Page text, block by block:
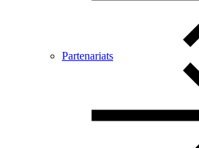
Partenariats